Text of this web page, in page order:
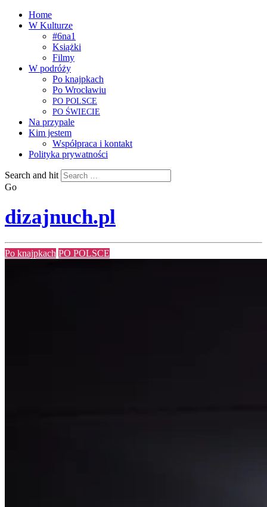
Home
W Kulturze
#6na1
Książki
Filmy
W podróży
Po knajpkach
Po Wrocławiu
PO POLSCE
PO ŚWIECIE
Na przypale
Kim jestem
Współpraca i kontakt
Polityka prywatności
Search and hit
Go
dizajnuch.pl
Po knajpkach PO POLSCE